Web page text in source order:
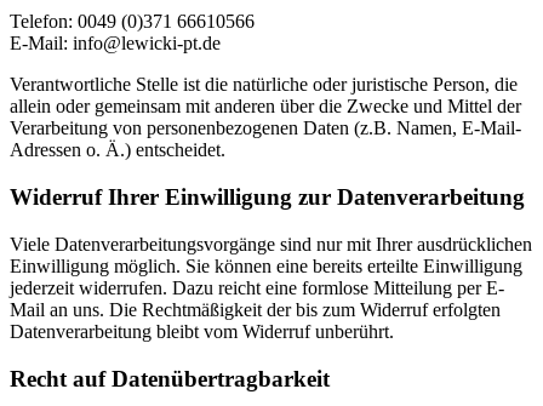
Telefon: 0049 (0)371 66610566
E-Mail: info@lewicki-pt.de
Verantwortliche Stelle ist die natürliche oder juristische Person, die
allein oder gemeinsam mit anderen über die Zwecke und Mittel der
Verarbeitung von personenbezogenen Daten (z.B. Namen, E-Mail-
Adressen o. Ä.) entscheidet.
Widerruf Ihrer Einwilligung zur Datenverarbeitung
Viele Datenverarbeitungsvorgänge sind nur mit Ihrer ausdrücklichen
Einwilligung möglich. Sie können eine bereits erteilte Einwilligung
jederzeit widerrufen. Dazu reicht eine formlose Mitteilung per E-
Mail an uns. Die Rechtmäßigkeit der bis zum Widerruf erfolgten
Datenverarbeitung bleibt vom Widerruf unberührt.
Recht auf Datenübertragbarkeit